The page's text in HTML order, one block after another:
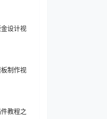
设计视
制作视
教程之